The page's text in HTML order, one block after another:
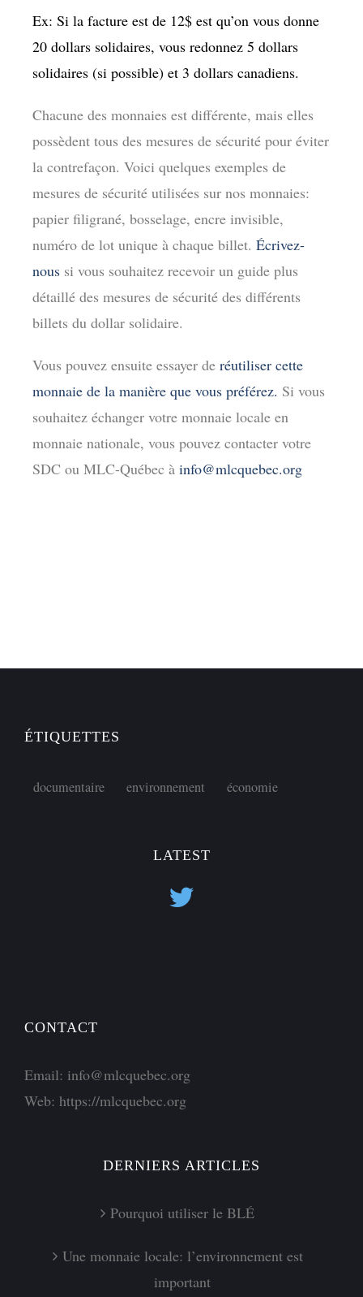
Ex: Si la facture est de 12$ est qu’on vous donne
20 dollars solidaires, vous redonnez 5 dollars
solidaires (si possible) et 3 dollars canadiens.
Chacune des monnaies est différente, mais elles
possèdent tous des mesures de sécurité pour éviter
la contrefaçon. Voici quelques exemples de
mesures de sécurité utilisées sur nos monnaies:
papier filigrané, bosselage, encre invisible,
numéro de lot unique à chaque billet. Écrivez-
nous si vous souhaitez recevoir un guide plus
détaillé des mesures de sécurité des différents
billets du dollar solidaire.
Vous pouvez ensuite essayer de réutiliser cette
monnaie de la manière que vous préférez. Si vous
souhaitez échanger votre monnaie locale en
monnaie nationale, vous pouvez contacter votre
SDC ou MLC-Québec à info@mlcquebec.org
ÉTIQUETTES
documentaire environnement économie
LATEST
CONTACT
Email: info@mlcquebec.org
Web: https://mlcquebec.org
DERNIERS ARTICLES
Pourquoi utiliser le BLÉ
Une monnaie locale: l’environnement est
important